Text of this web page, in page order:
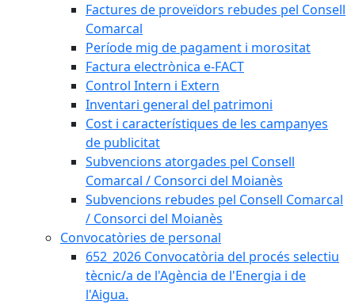
Factures de proveïdors rebudes pel Consell
Comarcal
Període mig de pagament i morositat
Factura electrònica e-FACT
Control Intern i Extern
Inventari general del patrimoni
Cost i característiques de les campanyes
de publicitat
Subvencions atorgades pel Consell
Comarcal / Consorci del Moianès
Subvencions rebudes pel Consell Comarcal
/ Consorci del Moianès
Convocatòries de personal
652_2026 Convocatòria del procés selectiu
tècnic/a de l'Agència de l'Energia i de
l'Aigua.